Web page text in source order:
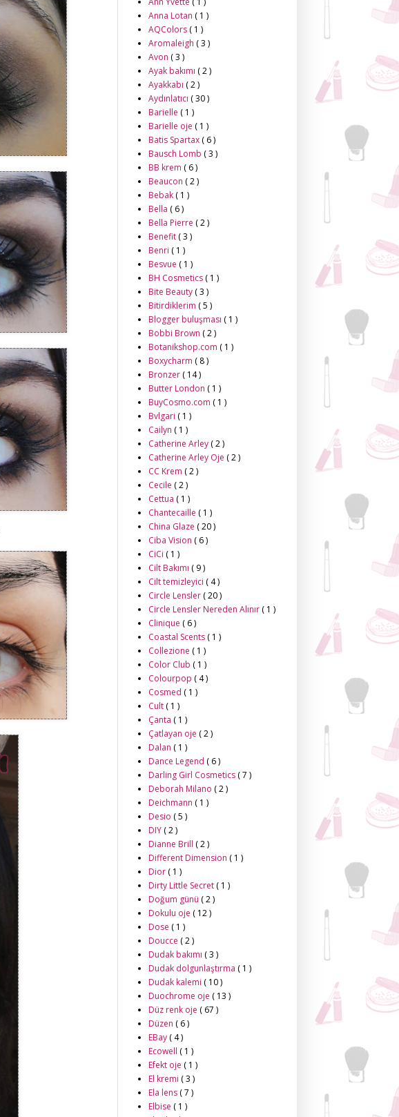
Anna Lotan ( 1 )
AQColors ( 1 )
Aromaleigh ( 3 )
Avon ( 3 )
Ayak bakımı ( 2 )
Ayakkabı ( 2 )
Aydınlatıcı ( 30 )
Barielle ( 1 )
Barielle oje ( 1 )
Batis Spartax ( 6 )
Bausch Lomb ( 3 )
BB krem ( 6 )
Beaucon ( 2 )
Bebak ( 1 )
Bella ( 6 )
Bella Pierre ( 2 )
Benefit ( 3 )
Benri ( 1 )
Besvue ( 1 )
BH Cosmetics ( 1 )
Bite Beauty ( 3 )
Bitirdiklerim ( 5 )
Blogger buluşması ( 1 )
Bobbi Brown ( 2 )
Botanikshop.com ( 1 )
Boxycharm ( 8 )
Bronzer ( 14 )
Butter London ( 1 )
BuyCosmo.com ( 1 )
Bvlgari ( 1 )
Cailyn ( 1 )
Catherine Arley ( 2 )
Catherine Arley Oje ( 2 )
CC Krem ( 2 )
Cecile ( 2 )
Cettua ( 1 )
Chantecaille ( 1 )
China Glaze ( 20 )
Ciba Vision ( 6 )
CiCi ( 1 )
Cilt Bakımı ( 9 )
Cilt temizleyici ( 4 )
Circle Lensler ( 20 )
Circle Lensler Nereden Alınır ( 1 )
Clinique ( 6 )
Coastal Scents ( 1 )
Collezione ( 1 )
Color Club ( 1 )
Colourpop ( 4 )
Cosmed ( 1 )
Cult ( 1 )
Çanta ( 1 )
Çatlayan oje ( 2 )
Dalan ( 1 )
Dance Legend ( 6 )
Darling Girl Cosmetics ( 7 )
Deborah Milano ( 2 )
Deichmann ( 1 )
Desio ( 5 )
DIY ( 2 )
Dianne Brill ( 2 )
Different Dimension ( 1 )
Dior ( 1 )
Dirty Little Secret ( 1 )
Doğum günü ( 2 )
Dokulu oje ( 12 )
Dose ( 1 )
Doucce ( 2 )
Dudak bakımı ( 3 )
Dudak dolgunlaştırma ( 1 )
Dudak kalemi ( 10 )
Duochrome oje ( 13 )
Düz renk oje ( 67 )
Düzen ( 6 )
EBay ( 4 )
Ecowell ( 1 )
Efekt oje ( 1 )
El kremi ( 3 )
Ela lens ( 7 )
Elbise ( 1 )